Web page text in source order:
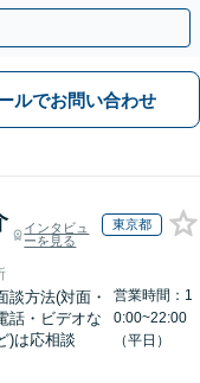
面談可】
ルでお問い合わせ
インタビュ
ーを見る
東京都
談方法(対面・
話・ビデオな
)は応相談
営業時間：1
0:00~22:00
（平日）